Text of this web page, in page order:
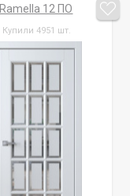
Ramella 12 ПО
Купили 4951 шт.